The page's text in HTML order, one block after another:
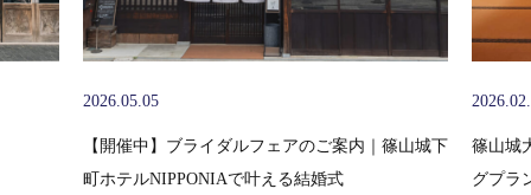
2026.02.10
篠山城大書院挙式「篠山祝言」少人数ウエディン
グプランのご紹介
新年の